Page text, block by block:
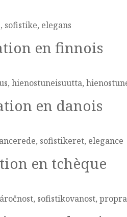
elegans
en finnois
hienostuneisuutta,
en danois
sofistikeret, elegance
en tchèque
sofistikovanost,